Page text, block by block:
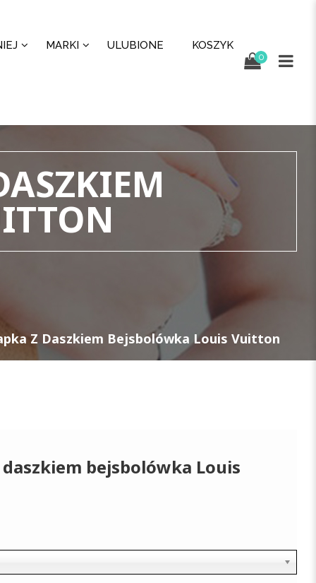
MARKI ULUBIONE KOSZYK
0
Z Daszkiem Bejsbolówka Louis Vuitton
bejsbolówka Louis